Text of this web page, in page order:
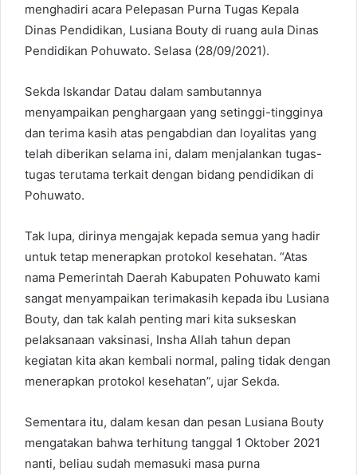
menghadiri acara Pelepasan Purna Tugas Kepala
Dinas Pendidikan, Lusiana Bouty di ruang aula Dinas
Pendidikan Pohuwato. Selasa (28/09/2021).
Sekda Iskandar Datau dalam sambutannya
menyampaikan penghargaan yang setinggi-tingginya
dan terima kasih atas pengabdian dan loyalitas yang
telah diberikan selama ini, dalam menjalankan tugas-
tugas terutama terkait dengan bidang pendidikan di
Pohuwato.
Tak lupa, dirinya mengajak kepada semua yang hadir
untuk tetap menerapkan protokol kesehatan. “Atas
nama Pemerintah Daerah Kabupaten Pohuwato kami
sangat menyampaikan terimakasih kepada ibu Lusiana
Bouty, dan tak kalah penting mari kita sukseskan
pelaksanaan vaksinasi, Insha Allah tahun depan
kegiatan kita akan kembali normal, paling tidak dengan
menerapkan protokol kesehatan”, ujar Sekda.
Sementara itu, dalam kesan dan pesan Lusiana Bouty
mengatakan bahwa terhitung tanggal 1 Oktober 2021
nanti, beliau sudah memasuki masa purna